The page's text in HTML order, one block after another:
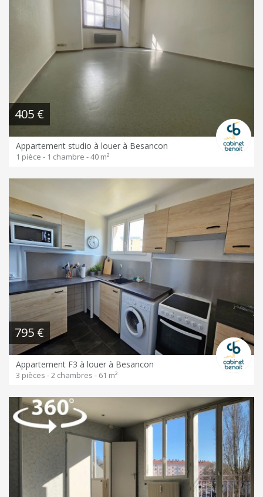
405 €
Appartement studio à louer à Besancon
1 pièce - 1 chambre - 40 m²
795 €
Appartement F3 à louer à Besancon
3 pièces - 2 chambres - 61 m²